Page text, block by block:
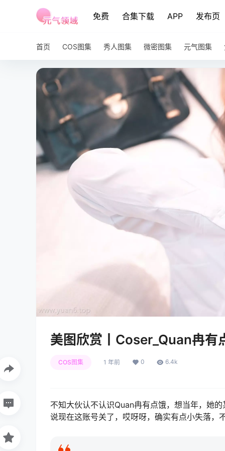
免费 合集下载 APP 发布页
首页 COS图集 秀人图集 微密图集 元气图集
美图欣赏丨Coser_Quan冉
COS图集 1 年前 0 6.4k
不知大伙认不认识Quan冉有点饿，想当年，她
说现在这账号关了，哎呀呀，确实有点小失落，